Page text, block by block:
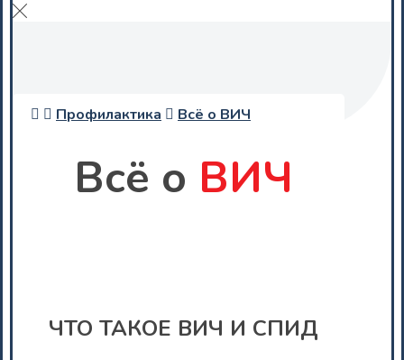
Профилактика Всё о ВИЧ
Всё о ВИЧ
ЧТО ТАКОЕ ВИЧ И СПИД